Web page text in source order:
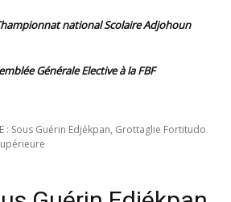
national Scolaire Adjohoun
Générale Elective à la FBF